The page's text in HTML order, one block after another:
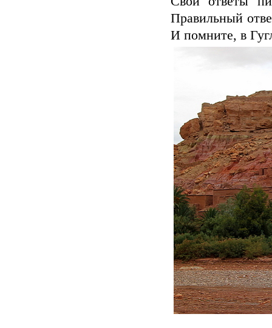
Правильный
И помните, в